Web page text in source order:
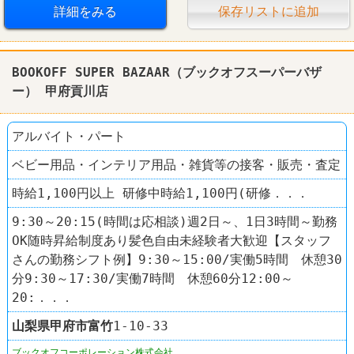
詳細をみる 保存リストに追加
BOOKOFF SUPER BAZAAR（ブックオフスーパーバザ
ー） 甲府貢川店
アルバイト・パート
ベビー用品・インテリア用品・雑貨等の接客・販売・査定
時給1,100円以上 研修中時給1,100円(研修．．．
9:30～20:15(時間は応相談)週2日～、1日3時間～勤務
OK随時昇給制度あり髪色自由未経験者大歓迎【スタッフ
さんの勤務シフト例】9:30～15:00/実働5時間 休憩30
分9:30～17:30/実働7時間 休憩60分12:00～
20:．．．
山梨県甲府市富竹1-10-33